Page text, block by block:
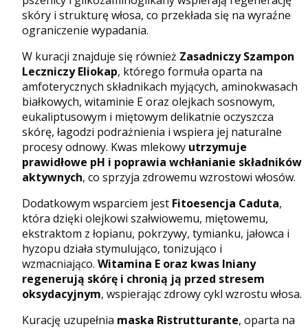
skóry i strukturę włosa, co przekłada się na wyraźne
ograniczenie wypadania.
W kuracji znajduje się również Zasadniczy Szampon
Leczniczy Eliokap, którego formuła oparta na
amfoterycznych składnikach myjących, aminokwasach
białkowych, witaminie E oraz olejkach sosnowym,
eukaliptusowym i miętowym delikatnie oczyszcza
skórę, łagodzi podrażnienia i wspiera jej naturalne
procesy odnowy. Kwas mlekowy utrzymuje
prawidłowe pH i poprawia wchłanianie składników
aktywnych, co sprzyja zdrowemu wzrostowi włosów.
Dodatkowym wsparciem jest Fitoesencja Caduta,
która dzięki olejkowi szałwiowemu, miętowemu,
ekstraktom z łopianu, pokrzywy, tymianku, jałowca i
hyzopu działa stymulująco, tonizująco i
wzmacniająco. Witamina E oraz kwas lniany
regenerują skórę i chronią ją przed stresem
oksydacyjnym, wspierając zdrowy cykl wzrostu włosa.
Kurację uzupełnia maska Ristrutturante, oparta na